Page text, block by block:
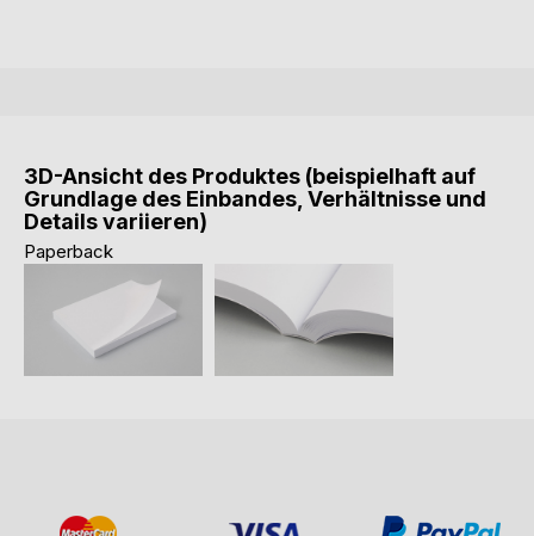
3D-Ansicht des Produktes (beispielhaft auf
Grundlage des Einbandes, Verhältnisse und
Details variieren)
Paperback